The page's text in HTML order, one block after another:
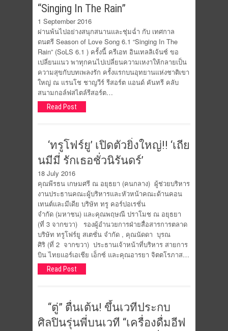
“Singing In The Rain”
1 September 2016
ผ่านพ้นไปอย่างสนุกสนานและชุ่มฉ่ำ กับ เทศกาล
ดนตรี Season of Love Song 6.1 “Singing In The
Rain” (SoLS 6.1 ) ครั้งนี้ ครีเอท อินเทลลิเจ้นซ์ ขอ
เปลี่ยนแนว พาทุกคนไปเปลี่ยนความเหงาให้กลายเป็น
ความสุขกับบทเพลงรัก ครั้งแรกบนอุทยานแห่งชาติเขา
ใหญ่ ณ แรนโช ชาญวีร์ รีสอร์ต แอนด์ คันทรี คลับ
สนามกอล์ฟสไตล์รีสอร์ต…
Read Post
‘ทรูโฟร์ยู’ เปิดตัวยิ่งใหญ่!! ‘เถีย
นมีมี่ รักเธอชั่วนิรันดร์’
18 July 2016
คุณพีรธน เกษมศรี ณ อยุธยา (คนกลาง) ผู้ช่วยบริหาร
งานประธานคณะผู้บริหารและหัวหน้าคณะด้านคอน
เทนต์และมีเดีย บริษัท ทรู คอร์ปอเรชั่น
จำกัด (มหาชน) และคุณพฤษณี ปราโมช ณ อยุธยา
(ที่ 3 จากขวา) รองผู้อำนวยการฝ่ายสื่อสารการตลาด
บริษัท ทรูโฟร์ยู สเตชั่น จำกัด , คุณนัดดา บุรณ
ศิริ (ที่ 2 จากขวา) ประธานเจ้าหน้าที่บริหาร สายการ
บิน ไทยแอร์เอเชีย เอ็กซ์ และคุณอารยา จิตตโรภาส…
Read Post
“ตู่” ตื่นเต้น! ขึ้นเวทีประกบ
ศิลปินรุ่นพี่บนเวที “เครื่องดื่มอีฟ